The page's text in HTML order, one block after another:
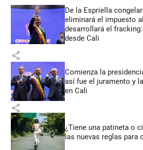
De la Espriella
eliminará el impuesto
desarrollará el
desde Cali
share
Comienza la
así fue el juramento y
en Cali
share
¿Tiene una patineta o
las nuevas reglas